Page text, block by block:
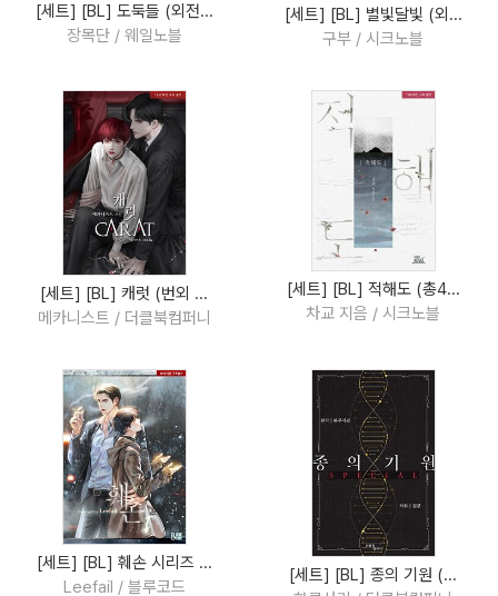
[세트] [BL] 도둑들 (외전...
장목단 / 웨일노블
[세트] [BL] 별빛달빛 (외...
구부 / 시크노블
[세트] [BL] 캐럿 (번외 ...
메카니스트 / 더클북컴퍼니
[세트] [BL] 적해도 (총4...
차교 지음 / 시크노블
[세트] [BL] 훼손 시리즈 ...
Leefail / 블루코드
[세트] [BL] 종의 기원 (...